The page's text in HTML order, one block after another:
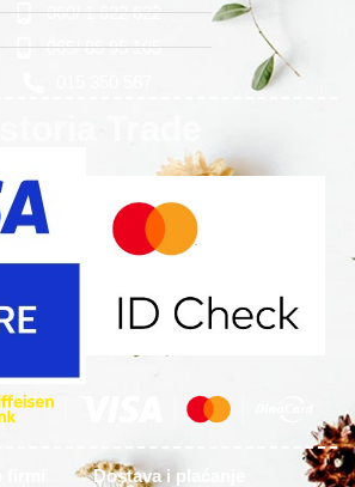
060/ 1 622 622
065/ 85 95 105
Dostava i plaćanje